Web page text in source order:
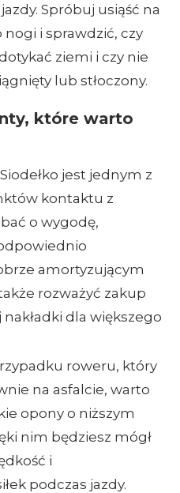
Spróbuj usiąść na
i sprawdzić, czy
ziemi i czy nie
lub stłoczony.
które warto
jest jednym z
kontaktu z
o wygodę,
amortyzującym
rozważyć zakup
dla większego
roweru, który
na asfalcie, warto
opony o niższym
nim będziesz mógł
i
podczas jazdy.